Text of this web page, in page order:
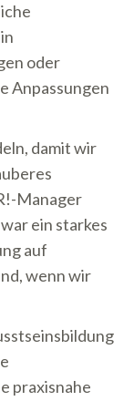
oder
Anpassungen
damit wir
Manager
ein starkes
auf
wenn wir
praxisnahe